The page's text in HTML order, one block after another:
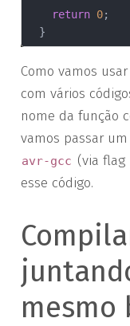
return 0;
Como vamos
com vários
nome da função
vamos passar
avr-gcc (via flag
esse código.
mesmo